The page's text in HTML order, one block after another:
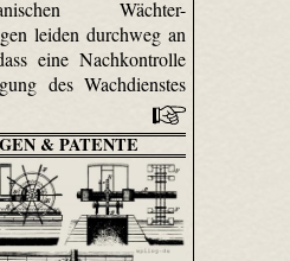
Wächter-
leiden durchweg an
eine Nachkontrolle
des Wachdienstes
& PATENTE